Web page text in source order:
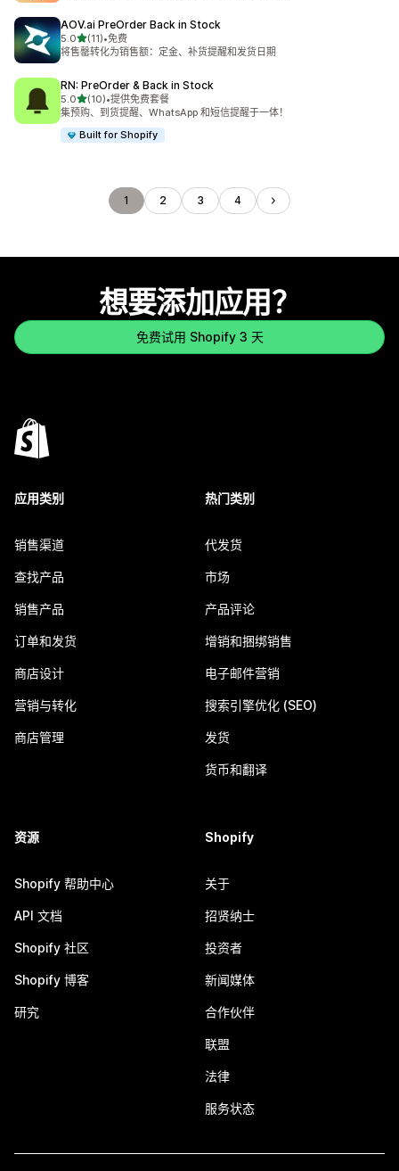
AOV.ai PreOrder Back in Stock
5.0星（满分 5 星）
(11)
总共 11 条评论
•免费
将售罄转化为销售额：定金、补货提醒和发货日期
RN: PreOrder & Back in Stock
5.0星（满分 5 星）
(10)
总共 10 条评论
•提供免费套餐
集预购、到货提醒、WhatsApp 和短信提醒于一体！
Built for Shopify
1 2 3 4
想要添加应用？
免费试用 Shopify 3 天
应用类别
销售渠道
查找产品
销售产品
订单和发货
商店设计
营销与转化
商店管理
热门类别
代发货
市场
产品评论
增销和捆绑销售
电子邮件营销
搜索引擎优化 (SEO)
发货
货币和翻译
资源
Shopify 帮助中心
API 文档
Shopify 社区
Shopify 博客
研究
Shopify
关于
招贤纳士
投资者
新闻媒体
合作伙伴
联盟
法律
服务状态